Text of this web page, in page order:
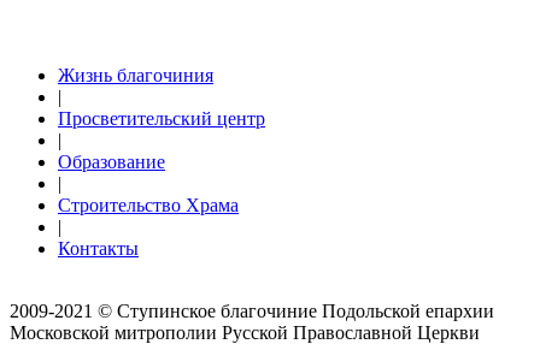
Жизнь благочиния
|
Просветительский центр
|
Образование
|
Строительство Храма
|
Контакты
2009-2021 © Ступинское благочиние Подольской епархии
Московской митрополии Русской Православной Церкви